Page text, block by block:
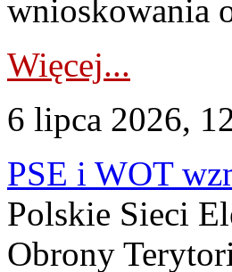
wnioskowania
Więcej...
6 lipca 2026,
PSE i WOT
Polskie Sieci
Obrony